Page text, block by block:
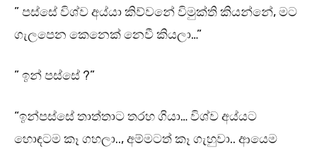
” පස්සේ විශ්ව අය්යා කිව්වනේ විමුක්ති කියන්නේ, මට
ගැලපෙන කෙනෙක් නෙවී කියලා…”
” ඉන් පස්සේ ?”
“ඉන්පස්සේ තාත්තාට තරහ ගියා… විශ්ව අය්යට
හොඳටම කෑ ගහලා.., අම්මටත් කෑ ගැහුවා.. ආයෙම